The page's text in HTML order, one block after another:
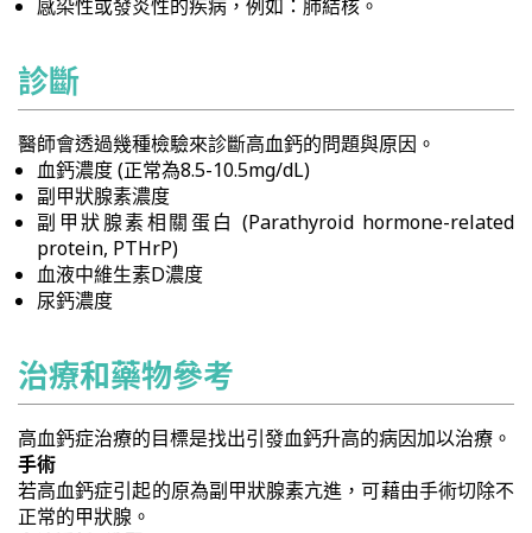
感染性或發炎性的疾病，例如：肺結核。
診斷
醫師會透過幾種檢驗來診斷高血鈣的問題與原因。
血鈣濃度 (正常為8.5-10.5mg/dL)
副甲狀腺素濃度
副甲狀腺素相關蛋白 (Parathyroid hormone-related
protein, PTHrP)
血液中維生素D濃度
尿鈣濃度
治療和藥物參考
高血鈣症治療的目標是找出引發血鈣升高的病因加以治療。
手術
若高血鈣症引起的原為副甲狀腺素亢進，可藉由手術切除不
正常的甲狀腺。